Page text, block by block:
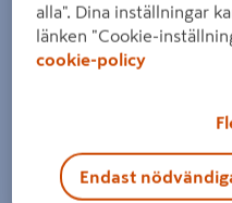
alla". Dina inställningar
länken "Cookie-
cookie-policy
Endast